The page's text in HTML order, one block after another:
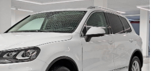
крыло
дверь
дверь
крыло